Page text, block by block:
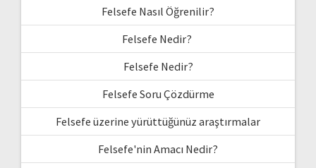
Felsefe Nasıl Öğrenilir?
Felsefe Nedir?
Felsefe Nedir?
Felsefe Soru Çözdürme
Felsefe üzerine yürüttüğünüz araştırmalar
Felsefe'nin Amacı Nedir?